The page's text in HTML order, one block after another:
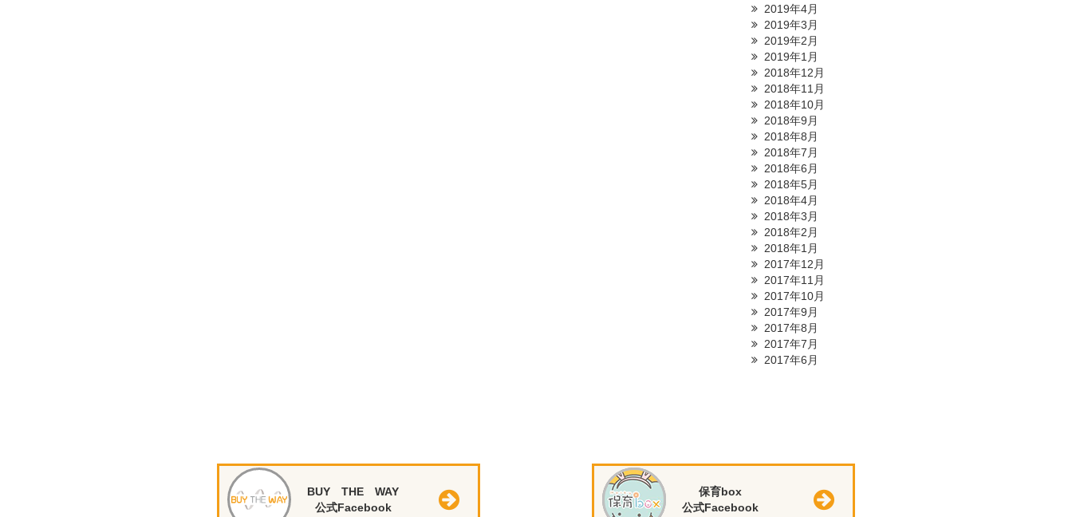
2019年4月
2019年3月
2019年2月
2019年1月
2018年12月
2018年11月
2018年10月
2018年9月
2018年8月
2018年7月
2018年6月
2018年5月
2018年4月
2018年3月
2018年2月
2018年1月
2017年12月
2017年11月
2017年10月
2017年9月
2017年8月
2017年7月
2017年6月
BUY THE WAY
公式Facebook
保育box
公式Facebook